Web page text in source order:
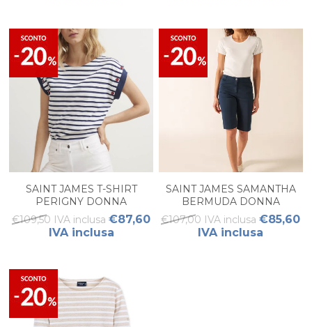
SAINT JAMES T-SHIRT
PERIGNY DONNA
€109,50 IVA inclusa €87,60
IVA inclusa
SAINT JAMES SAMANTHA
BERMUDA DONNA
€107,00 IVA inclusa €85,60
IVA inclusa